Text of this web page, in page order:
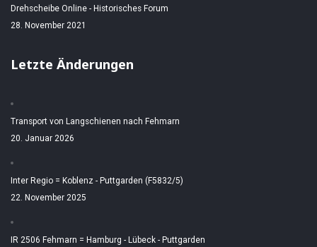
Drehscheibe Online - Historisches Forum
28. November 2021
Letzte Änderungen
Transport von Langschienen nach Fehmarn
20. Januar 2026
Inter Regio = Koblenz - Puttgarden (F5832/5)
22. November 2025
IR 2506 Fehmarn = Hamburg - Lübeck - Puttgarden